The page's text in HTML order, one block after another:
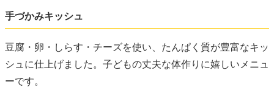
手づかみキッシュ
豆腐・卵・しらす・チーズを使い、たんぱく質が豊富なキッ
シュに仕上げました。子どもの丈夫な体作りに嬉しいメニュ
ーです。